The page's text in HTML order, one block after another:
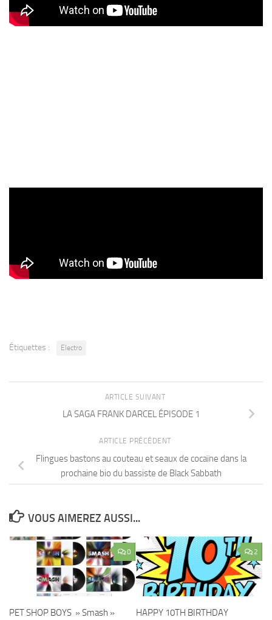
Étiquettes : Electro
ARTICLE SUIVANT
LA SAGA FRANK DARCEL ÉPISODE 1
ARTICLE PRÉCÉDENT
Flingues bastons au couteau et seaux de cocaïne dans la
prochaine bio du bassiste de Black Sabbath
VOUS AIMEREZ AUSSI...
0
PET SHOP BOYS » Smash »
2
HAPPY 10TH BIRTHDAY